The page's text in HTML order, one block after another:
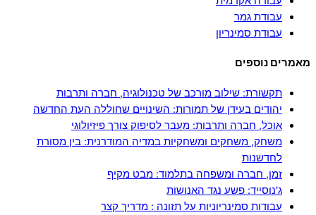
עבודת גמר
עבודת סמינריון
מאמרים נוספים
תקשורת: שילוב מורכב של טכנולוגיה, חברה ותרבות
יהודים בעידן של תמורות: השינויים שחוללה העת החדשה
אוכל, חברה ותרבות: מעבר לסיפוק צורך פיזיולוגי
משחק, משחקים ומשחקיות במדיה המודרנית: בין מסורת
לחדשנות
זמן, חברה ומשפחה בתלמוד: מבט מקיף
ג'נוסייד: פשע נגד האנושות
עבודות סמינריוניות על תזונה : מדריך קצר